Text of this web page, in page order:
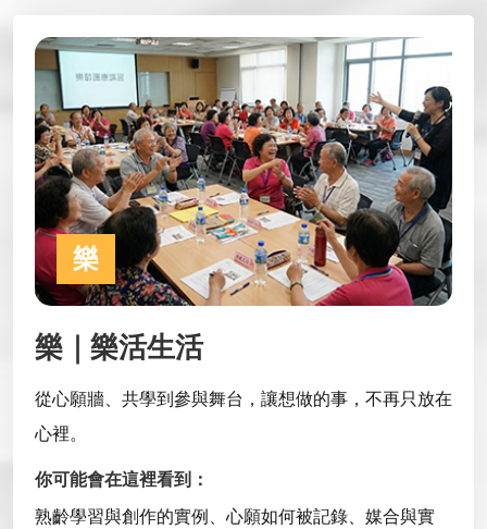
樂
樂｜樂活生活
從心願牆、共學到參與舞台，讓想做的事，不再只放在
心裡。
你可能會在這裡看到：
熟齡學習與創作的實例、心願如何被記錄、媒合與實